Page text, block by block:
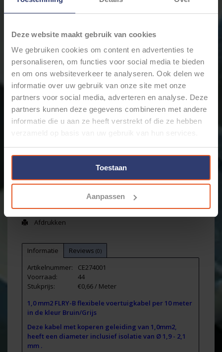
Deze website maakt gebruik van cookies
We gebruiken cookies om content en advertenties te
personaliseren, om functies voor social media te bieden
en om ons websiteverkeer te analyseren. Ook delen we
informatie over uw gebruik van onze site met onze
partners voor social media, adverteren en analyse. Deze
partners kunnen deze gegevens combineren met andere
informatie die u aan ze heeft verstrekt of die ze hebben
verzameld op basis van uw gebruik van hun services.
Toestaan
Aanpassen
€6,58Incl. btw
* Stukprijs: €0,66 / Meter
Levertijd: Bestellingen op ma. t/m vrij. voor 17:00 worden
dezelfde dag verstuurd.
Merk: Cable-Engineer
-
Aan verlanglijst toevoegen
Toevoegen om te vergelijken
Afdrukken
Informatie Reviews (0)
Artikelnummer:
CE274001
Voorraad:
44
Stukprijs:
€0,66 / Meter
1,0 mm2 FLRY-B flexibele voertuigkabel per 10 meter
in de kleur Bruin/Grijs
Deze kabel met koperen geleiding van 1,0mm2,
heeft een diameter inclusief isolatie van Ø 1,9 - 2,1
mm .